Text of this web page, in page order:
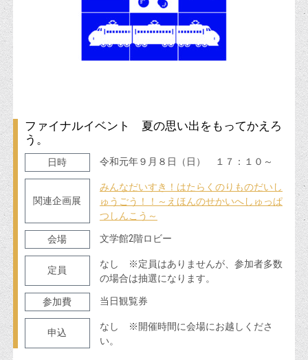
ファイナルイベント 夏の思い出をもってかえろ
う。
日時 令和元年９月８日（日） １７：１０～
関連企画展
みんなだいすき！はたらくのりものだいし
ゅうごう！！～えほんのせかいへしゅっぱ
つしんこう～
会場 文学館2階ロビー
定員
なし ※定員はありませんが、参加者多数
の場合は抽選になります。
参加費 当日観覧券
申込
なし ※開催時間に会場にお越しくださ
い。